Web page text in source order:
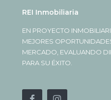
REI Inmobiliaria
EN PROYECTO
MEJORES
MERCADO, EVALUANDO
PARA SU ÉXITO.